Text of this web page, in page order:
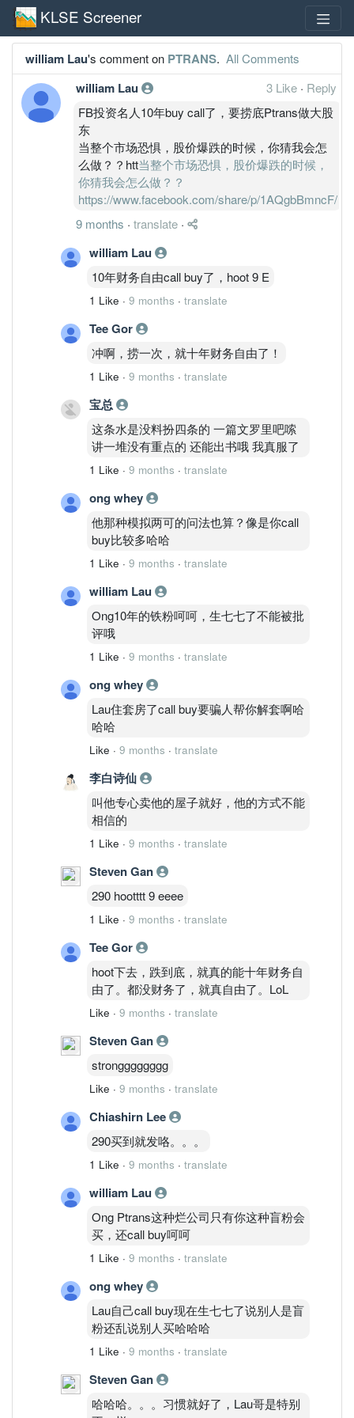
KLSE Screener
william Lau's comment on PTRANS. All Comments
william Lau 3 Like · Reply
FB投资名人10年buy call了，要捞底Ptrans做大股
东
当整个市场恐惧，股价爆跌的时候，你猜我会怎
么做？？htt当整个市场恐惧，股价爆跌的时候，
你猜我会怎么做？？
https://www.facebook.com/share/p/1AQgbBmncF/
9 months · translate ·
william Lau
10年财务自由call buy了，hoot 9 E
1 Like · 9 months · translate
Tee Gor
冲啊，捞一次，就十年财务自由了！
1 Like · 9 months · translate
宝总
这条水是没料扮四条的 一篇文罗里吧嗦
讲一堆没有重点的 还能出书哦 我真服了
1 Like · 9 months · translate
ong whey
他那种模拟两可的问法也算？像是你call
buy比较多哈哈
1 Like · 9 months · translate
william Lau
Ong10年的铁粉呵呵，生七七了不能被批
评哦
1 Like · 9 months · translate
ong whey
Lau住套房了call buy要骗人帮你解套啊哈
哈哈
Like · 9 months · translate
李白诗仙
叫他专心卖他的屋子就好，他的方式不能
相信的
1 Like · 9 months · translate
Steven Gan
290 hootttt 9 eeee
1 Like · 9 months · translate
Tee Gor
hoot下去，跌到底，就真的能十年财务自
由了。都没财务了，就真自由了。LoL
Like · 9 months · translate
Steven Gan
strongggggggg
Like · 9 months · translate
Chiashirn Lee
290买到就发咯。。。
1 Like · 9 months · translate
william Lau
Ong Ptrans这种烂公司只有你这种盲粉会
买，还call buy呵呵
1 Like · 9 months · translate
ong whey
Lau自己call buy现在生七七了说别人是盲
粉还乱说别人买哈哈哈
1 Like · 9 months · translate
Steven Gan
哈哈哈。。。习惯就好了，Lau哥是特别